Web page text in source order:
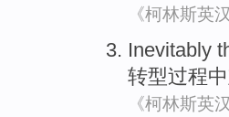
《柯林斯英
Inevitably
转型过程中
《柯林斯英